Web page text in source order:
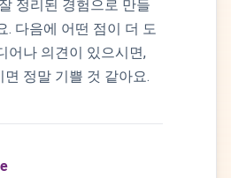
정리된 경험으로 만들
. 다음에 어떤 점이 더 도
어나 의견이 있으시면,
정말 기쁠 것 같아요.